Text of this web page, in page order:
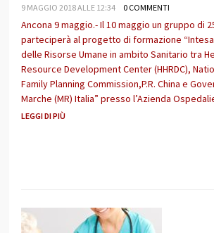
9 MAGGIO 2018 ALLE 12:34 0 COMMENTI
Ancona 9 maggio.- Il 10 maggio un gruppo di
parteciperà al progetto di formazione
delle Risorse Umane in ambito Sanitario tra
Resource Development Center (HHRDC),
Family Planning Commission,P.R. China e
Marche (MR) Italia” presso l’Azienda
LEGGI DI PIÙ